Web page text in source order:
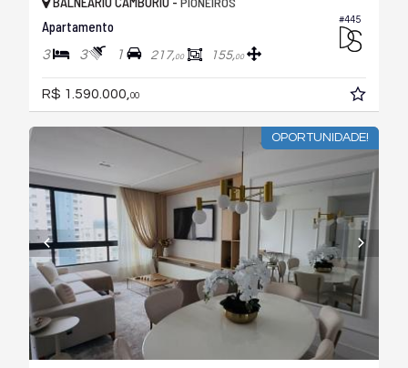
#445
Apartamento
3 3 1 217,00 155,00
R$ 1.590.000, 00
OPORTUNIDADE!